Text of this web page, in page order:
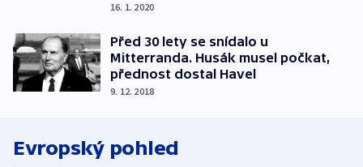
16. 1. 2020
Před 30 lety se snídalo u
Mitterranda. Husák musel počkat,
přednost dostal Havel
9. 12. 2018
Evropský pohled